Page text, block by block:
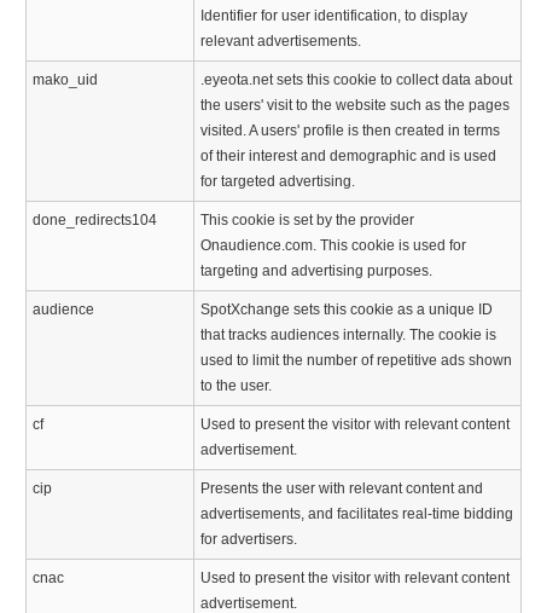
Identifier for user identification, to display
relevant advertisements.
mako_uid
.eyeota.net sets this cookie to collect data about
the users' visit to the website such as the pages
visited. A users' profile is then created in terms
of their interest and demographic and is used
for targeted advertising.
done_redirects104
This cookie is set by the provider
Onaudience.com. This cookie is used for
targeting and advertising purposes.
audience
SpotXchange sets this cookie as a unique ID
that tracks audiences internally. The cookie is
used to limit the number of repetitive ads shown
to the user.
cf
Used to present the visitor with relevant content
advertisement.
cip
Presents the user with relevant content and
advertisements, and facilitates real-time bidding
for advertisers.
cnac
Used to present the visitor with relevant content
advertisement.